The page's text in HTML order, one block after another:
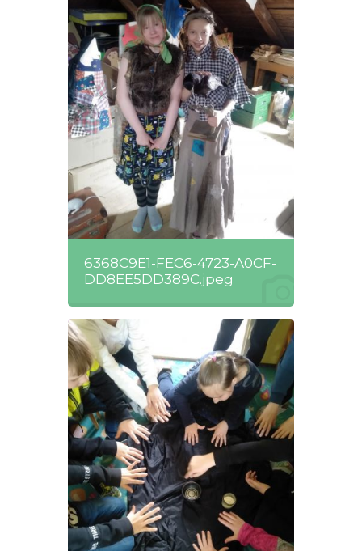
6368C9E1-FEC6-4723-A0CF-
DD8EE5DD389C.jpeg